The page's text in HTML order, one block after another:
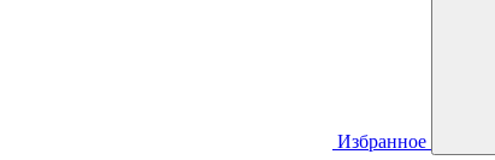
Избранное